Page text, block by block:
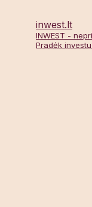
inwest.lt
INWEST -
Pradėk